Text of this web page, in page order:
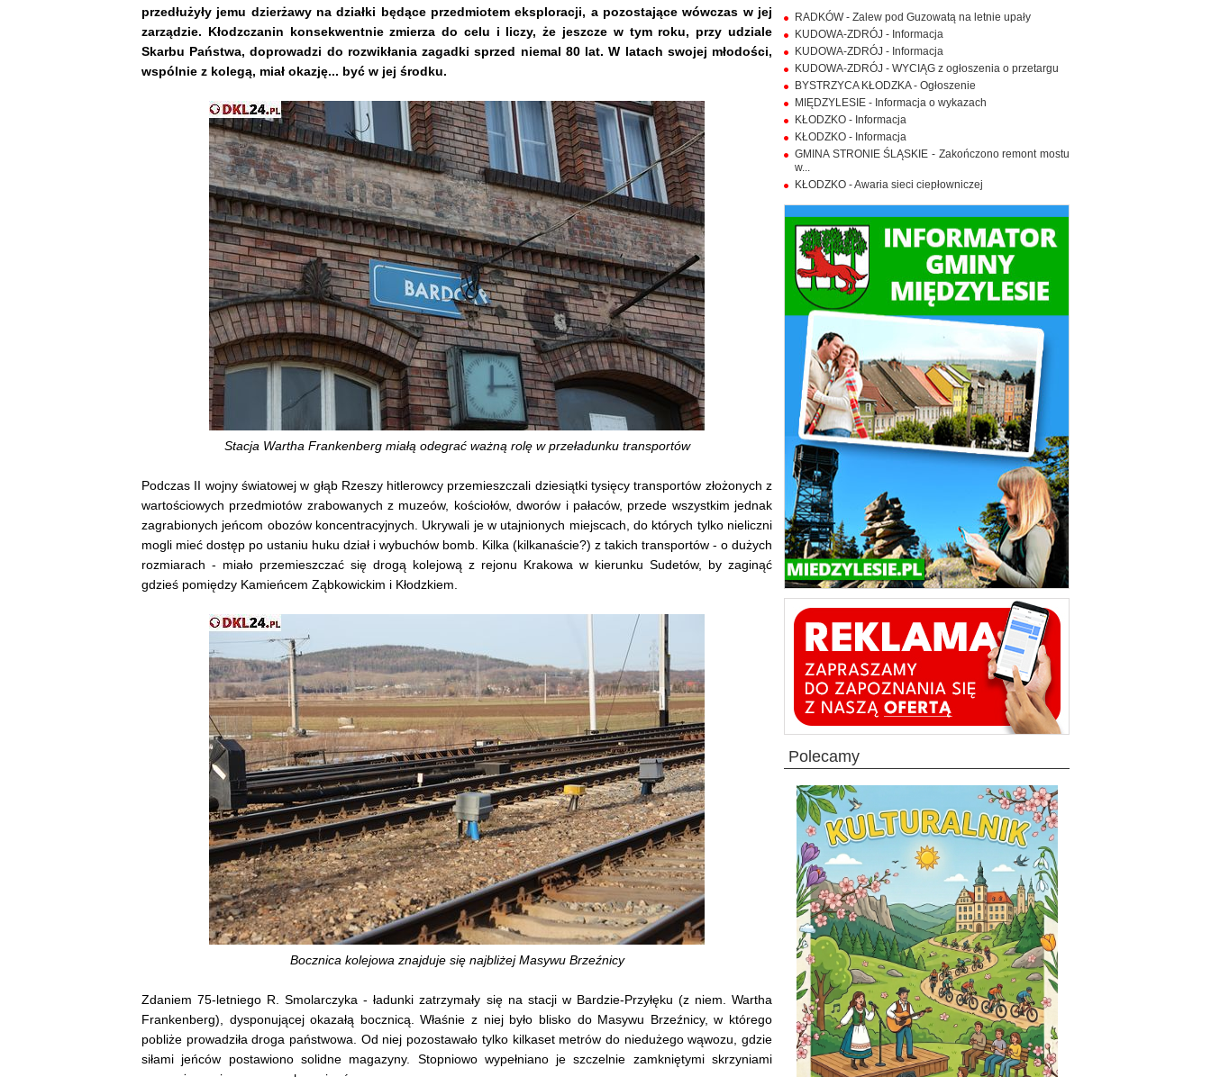
przedłużyły jemu dzierżawy na działki będące przedmiotem eksploracji, a pozostające wówczas w jej
zarządzie. Kłodzczanin konsekwentnie zmierza do celu i liczy, że jeszcze w tym roku, przy udziale
Skarbu Państwa, doprowadzi do rozwikłania zagadki sprzed niemal 80 lat. W latach swojej młodości,
wspólnie z kolegą, miał okazję... być w jej środku.
Stacja Wartha Frankenberg miałą odegrać ważną rolę w przeładunku transportów
Podczas II wojny światowej w głąb Rzeszy hitlerowcy przemieszczali dziesiątki tysięcy transportów złożonych z
wartościowych przedmiotów zrabowanych z muzeów, kościołów, dworów i pałaców, przede wszystkim jednak
zagrabionych jeńcom obozów koncentracyjnych. Ukrywali je w utajnionych miejscach, do których tylko nieliczni
mogli mieć dostęp po ustaniu huku dział i wybuchów bomb. Kilka (kilkanaście?) z takich transportów - o dużych
rozmiarach - miało przemieszczać się drogą kolejową z rejonu Krakowa w kierunku Sudetów, by zaginąć
gdzieś pomiędzy Kamieńcem Ząbkowickim i Kłodzkiem.
Bocznica kolejowa znajduje się najbliżej Masywu Brzeźnicy
Zdaniem 75-letniego R. Smolarczyka - ładunki zatrzymały się na stacji w Bardzie-Przyłęku (z niem. Wartha
Frankenberg), dysponującej okazałą bocznicą. Właśnie z niej było blisko do Masywu Brzeźnicy, w którego
pobliże prowadziła droga państwowa. Od niej pozostawało tylko kilkaset metrów do niedużego wąwozu, gdzie
siłami jeńców postawiono solidne magazyny. Stopniowo wypełniano je szczelnie zamkniętymi skrzyniami
RADKÓW - Zalew pod Guzowatą na letnie upały
KUDOWA-ZDRÓJ - Informacja
KUDOWA-ZDRÓJ - Informacja
KUDOWA-ZDRÓJ - WYCIĄG z ogłoszenia o przetargu
BYSTRZYCA KŁODZKA - Ogłoszenie
MIĘDZYLESIE - Informacja o wykazach
KŁODZKO - Informacja
KŁODZKO - Informacja
GMINA STRONIE ŚLĄSKIE - Zakończono remont mostu
w...
KŁODZKO - Awaria sieci ciepłowniczej
polecamy